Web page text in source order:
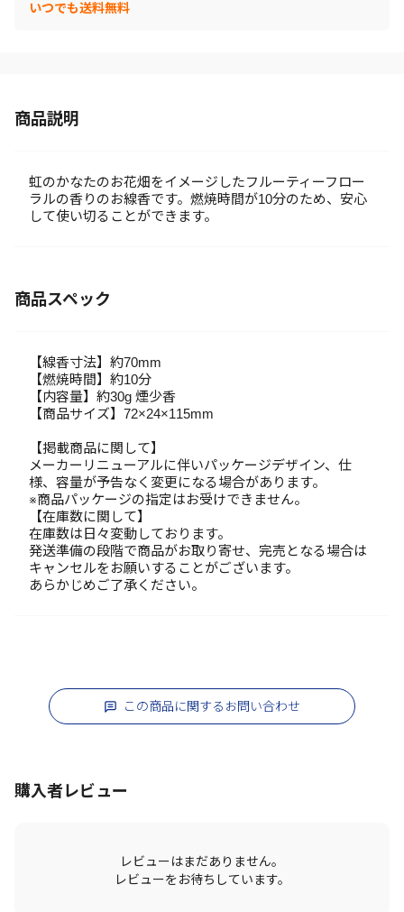
いつでも送料無料
商品説明
虹のかなたのお花畑をイメージしたフルーティーフロー
ラルの香りのお線香です。燃焼時間が10分のため、安心
して使い切ることができます。
商品スペック
【線香寸法】約70mm
【燃焼時間】約10分
【内容量】約30g 煙少香
【商品サイズ】72×24×115mm
【掲載商品に関して】
メーカーリニューアルに伴いパッケージデザイン、仕
様、容量が予告なく変更になる場合があります。
※商品パッケージの指定はお受けできません。
【在庫数に関して】
在庫数は日々変動しております。
発送準備の段階で商品がお取り寄せ、完売となる場合は
キャンセルをお願いすることがございます。
あらかじめご了承ください。
この商品に関するお問い合わせ
購入者レビュー
レビューはまだありません。
レビューをお待ちしています。